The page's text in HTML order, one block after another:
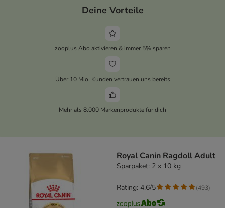
Deine Vorteile
zooplus Abo aktivieren & immer 5% sparen
Über 10 Mio. Kunden vertrauen uns bereits
Mehr als 8.000 Markenprodukte für dich
Royal Canin Ragdoll Adult
Sparpaket: 2 x 10 kg
Rating: 4.6/5 (493)